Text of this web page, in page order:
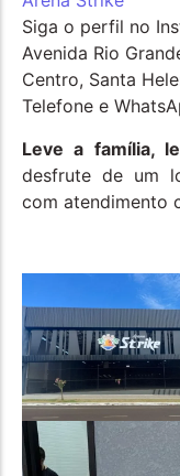
Siga o perfil no
Avenida Rio
Centro, Santa
Telefone e
Leve a família,
desfrute de um
com atendimento